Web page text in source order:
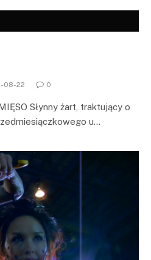
08-22 0
Słynny żart, traktujący o
u…